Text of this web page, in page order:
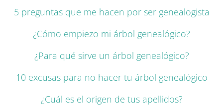
5 preguntas que me hacen por ser genealogista
¿Cómo empiezo mi árbol genealógico?
¿Para qué sirve un árbol genealógico?
10 excusas para no hacer tu árbol genealógico
¿Cuál es el origen de tus apellidos?